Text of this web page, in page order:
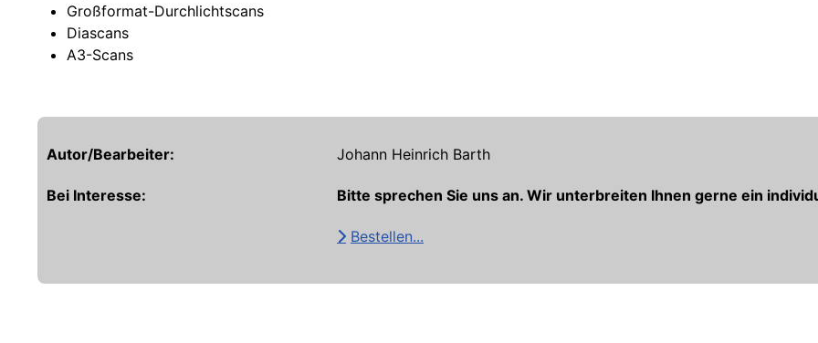
Großformat-Durchlichtscans
Diascans
A3-Scans
Autor/Bearbeiter: Johann Heinrich Barth
Bei Interesse: Bitte sprechen Sie uns an. Wir unterbreiten Ihnen gerne ein
Bestellen...